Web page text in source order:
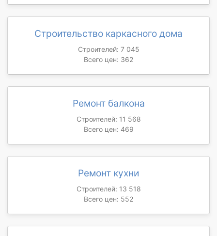
Строительство каркасного дома
Строителей: 7 045
Всего цен: 362
Ремонт балкона
Строителей: 11 568
Всего цен: 469
Ремонт кухни
Строителей: 13 518
Всего цен: 552